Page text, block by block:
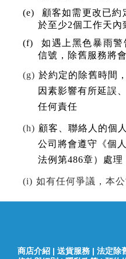
(e)
顧客如需更改已約
於至少2個工作天內
(f)
如遇上黑色暴雨警
信號，除舊服務將
(g) 於約定的除舊時間
因素影響有所延誤
任何責任
(h) 顧客、聯絡人的個
公司將會遵守《個
法例第486章）處理
(i) 如有任何爭議，本
商店介紹 | 送貨服務 | 法定除